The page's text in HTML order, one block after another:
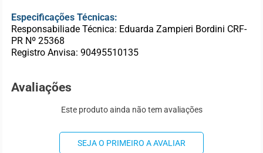
Especificações Técnicas:
Responsabiliade Técnica: Eduarda Zampieri Bordini CRF-
PR Nº 25368
Registro Anvisa: 90495510135
Avaliações
Este produto ainda não tem avaliações
SEJA O PRIMEIRO A AVALIAR